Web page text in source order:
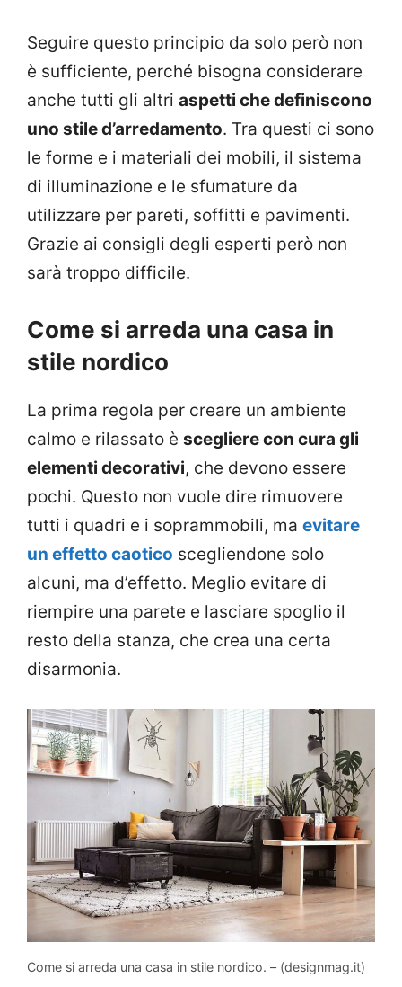
Seguire questo principio da solo però non
è sufficiente, perché bisogna considerare
anche tutti gli altri aspetti che definiscono
uno stile d’arredamento. Tra questi ci sono
le forme e i materiali dei mobili, il sistema
di illuminazione e le sfumature da
utilizzare per pareti, soffitti e pavimenti.
Grazie ai consigli degli esperti però non
sarà troppo difficile.
Come si arreda una casa in
stile nordico
La prima regola per creare un ambiente
calmo e rilassato è scegliere con cura gli
elementi decorativi, che devono essere
pochi. Questo non vuole dire rimuovere
tutti i quadri e i soprammobili, ma evitare
un effetto caotico scegliendone solo
alcuni, ma d’effetto. Meglio evitare di
riempire una parete e lasciare spoglio il
resto della stanza, che crea una certa
disarmonia.
Come si arreda una casa in stile nordico. – (designmag.it)